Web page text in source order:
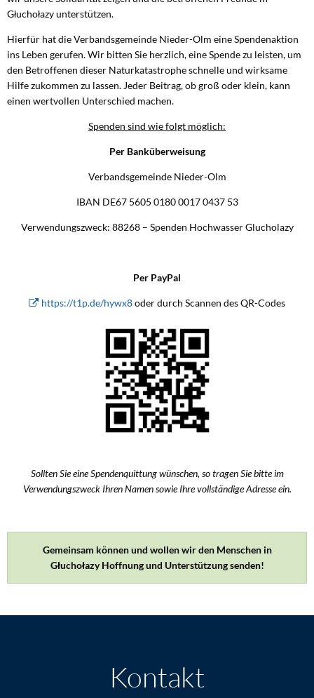
Głuchołazy unterstützen.
Hierfür hat die Verbandsgemeinde Nieder-Olm eine Spendenaktion
ins Leben gerufen. Wir bitten Sie herzlich, eine Spende zu leisten, um
den Betroffenen dieser Naturkatastrophe schnelle und wirksame
Hilfe zukommen zu lassen. Jeder Beitrag, ob groß oder klein, kann
einen wertvollen Unterschied machen.
Spenden sind wie folgt möglich:
Per Banküberweisung
Verbandsgemeinde Nieder-Olm
IBAN DE67 5605 0180 0017 0437 53
Verwendungszweck: 88268 – Spenden Hochwasser Glucholazy
Per PayPal
https://t1p.de/hywx8oder durch Scannen des QR-Codes
Sollten Sie eine Spendenquittung wünschen, so tragen Sie bitte im
Verwendungszweck Ihren Namen sowie Ihre vollständige Adresse ein.
Gemeinsam können und wollen wir den Menschen in
Głuchołazy Hoffnung und Unterstützung senden!
Kontakt